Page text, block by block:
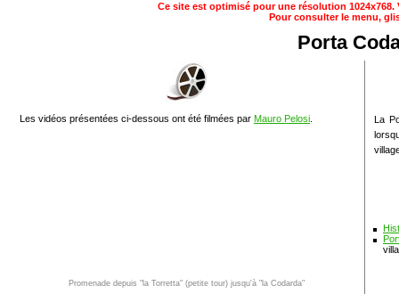
Ce site est optimisé pour une résolution 1024x768.
Pour consulter le menu,
Porta
Les vidéos présentées ci-dessous ont été filmées par Mauro Pelosi
Promenade depuis "la Torretta" (petite tour) jusqu'à "la Codarda"
La